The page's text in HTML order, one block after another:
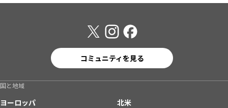
コミュニティを見る
国と地域
ヨーロッパ
北米